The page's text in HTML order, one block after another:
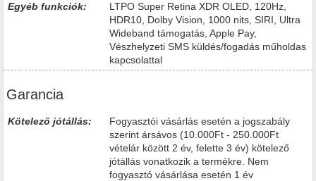
Egyéb funkciók:
LTPO Super Retina XDR OLED, 120Hz,
HDR10, Dolby Vision, 1000 nits, SIRI, Ultra
Wideband támogatás, Apple Pay,
Vészhelyzeti SMS küldés/fogadás műholdas
kapcsolattal
Garancia
Kötelező jótállás:
Fogyasztói vásárlás esetén a jogszabály
szerint ársávos (10.000Ft - 250.000Ft
vételár között 2 év, felette 3 év) kötelező
jótállás vonatkozik a termékre. Nem
fogyasztó vásárlása esetén 1 év